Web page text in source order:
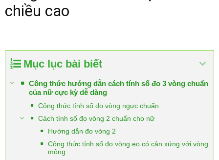
chiều cao
Mục lục bài biết
Công thức hướng dẫn cách tính số đo 3 vòng chuẩn
của nữ cực kỳ dễ dàng
Công thức tính số đo vòng ngực chuẩn
Cách tính số đo vòng 2 chuẩn cho nữ
Hướng dẫn đo vòng 2
Công thức tính số đo vòng eo có cân xứng với vòng
mông